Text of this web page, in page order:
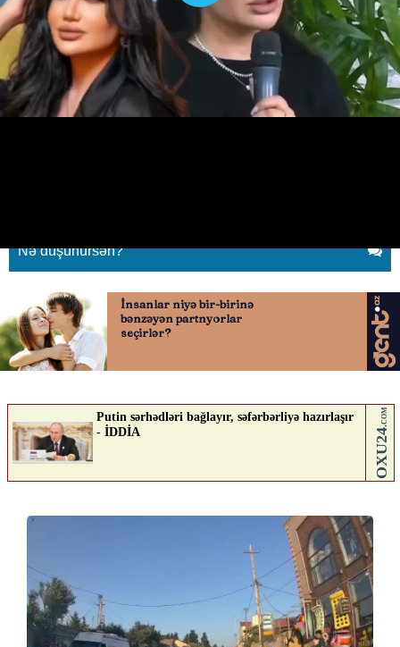
"Çətin dönəmlərimdə sirrlərimi
açdılar"
Nə düşünürsən?